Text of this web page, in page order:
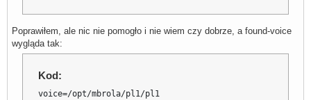
Poprawiłem, ale nic nie pomogło i nie wiem czy dobrze, a found-voice
wygląda tak:
Kod:
voice=/opt/mbrola/pl1/pl1